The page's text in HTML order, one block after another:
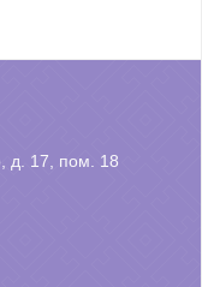
д. 17, пом. 18